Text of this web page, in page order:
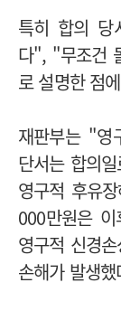
특히 합의 당
다", "무조건
로 설명한 점
재판부는 "영
단서는 합의
영구적 후유
000만원은
영구적 신경
손해가 발생